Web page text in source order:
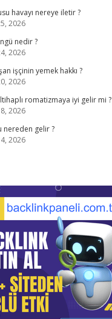
havayı nereye iletir ?
2026
nedir ?
2026
işçinin yemek hakkı ?
2026
romatizmaya iyi gelir mi ?
2026
nereden gelir ?
2026